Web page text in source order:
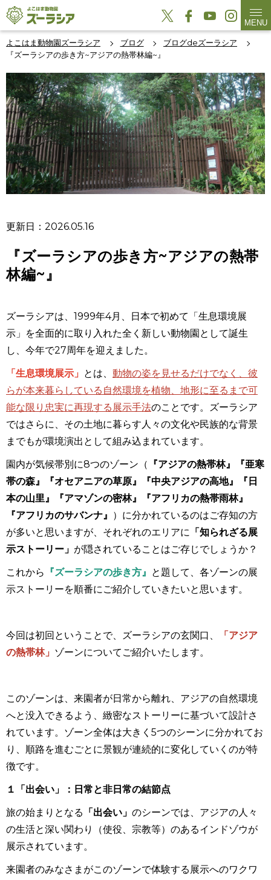
MENU
よこはま動物園ズーラシア ブログ
ブログdeズーラシア
『ズーラシアの歩き方~アジアの熱帯林編~』
更新日：2026.05.16
『ズーラシアの歩き方~アジアの熱帯
林編~』
ズーラシアは、 1999年4月、日本で初めて「生息環境展
示」を全面的に取り入れた全く新しい動物園として誕生
し、今年で27周年を迎えました。
「生息環境展示」 とは、 動物の姿を見せるだけでなく、彼
らが本来暮らしている自然環境を植物、地形に至るまで可
能な限り忠実に再現する展示手法のことです。ズーラシア
ではさらに、その土地に暮らす人々の文化や民族的な背景
までもが環境演出として組み込まれています。
園内が気候帯別に8つのゾーン （ 『アジアの熱帯林』『亜寒
帯の森』『オセアニアの草原』『中央アジアの高地』『日
本の山里』『アマゾンの密林』『アフリカの熱帯雨林』
『アフリカのサバンナ』 ） に分かれているのはご存知の方
が多いと思いますが、それぞれのエリアに 「知られざる展
示ストーリー」 が隠されていることはご存じでしょうか？
これから 『ズーラシアの歩き方』 と題して、各ゾーンの展
示ストーリーを順番にご紹介していきたいと思います。
今回は初回ということで、ズーラシアの玄関口、
「アジア
の熱帯林」 ゾーンについてご紹介いたします。
このゾーンは、来園者が日常から離れ、アジアの自然環境
へと没入できるよう、緻密なストーリーに基づいて設計さ
れています。ゾーン全体は大きく 5つのシーンに分かれてお
り、順路を進むごとに景観が連続的に変化していくのが特
徴です。
１「出会い」：日常と非日常の結節点
旅の始まりとなる 「出会い」 のシーンでは、アジアの人々
の生活と深い関わり（使役、宗教等）のあるインドゾウが
展示されています。
来園者のみなさまがこのゾーンで体験する展示へのワクワ